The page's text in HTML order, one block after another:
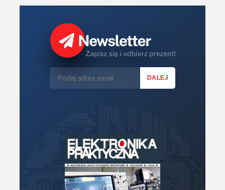
Robotyka
Sterowniki silników
Technika μP, μC, PLD
Termometry i termostaty